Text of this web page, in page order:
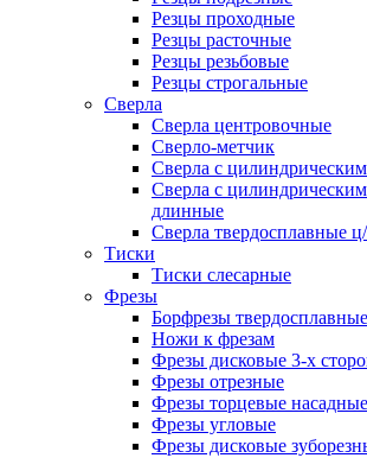
Резцы проходные
Резцы расточные
Резцы резьбовые
Резцы строгальные
Сверла
Сверла центровочные
Сверло-метчик
Сверла с
Сверла с
длинные
Сверла твердосплавные
Тиски
Тиски слесарные
Фрезы
Борфрезы твердосплавные
Ножи к фрезам
Фрезы дисковые 3-х
Фрезы отрезные
Фрезы торцевые насадные
Фрезы угловые
Фрезы дисковые